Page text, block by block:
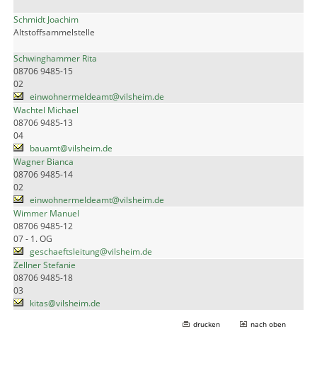
Schmidt Joachim
Altstoffsammelstelle
Schwinghammer Rita
08706 9485-15
02
einwohnermeldeamt@vilsheim.de
Wachtel Michael
08706 9485-13
04
bauamt@vilsheim.de
Wagner Bianca
08706 9485-14
02
einwohnermeldeamt@vilsheim.de
Wimmer Manuel
08706 9485-12
07 - 1. OG
geschaeftsleitung@vilsheim.de
Zellner Stefanie
08706 9485-18
03
kitas@vilsheim.de
drucken nach oben